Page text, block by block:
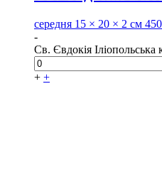
середня 15 × 20 × 2 см
-
Св. Євдокія Іліопольська
+ +